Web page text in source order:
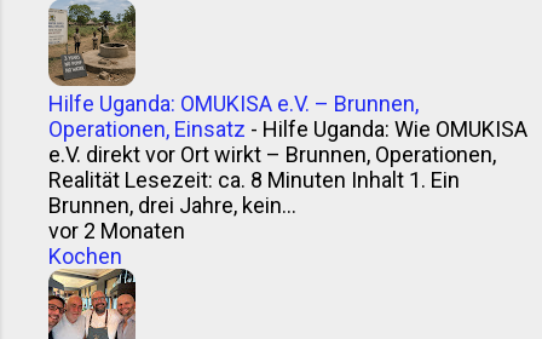
Hilfe Uganda: OMUKISA e.V. – Brunnen,
Operationen, Einsatz - Hilfe Uganda: Wie OMUKISA
e.V. direkt vor Ort wirkt – Brunnen, Operationen,
Realität Lesezeit: ca. 8 Minuten Inhalt 1. Ein
Brunnen, drei Jahre, kein...
vor 2 Monaten
Kochen